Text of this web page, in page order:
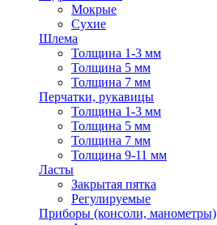
Мокрые
Сухие
Шлема
Толщина 1-3 мм
Толщина 5 мм
Толщина 7 мм
Перчатки, рукавицы
Толщина 1-3 мм
Толщина 5 мм
Толщина 7 мм
Толщина 9-11 мм
Ласты
Закрытая пятка
Регулируемые
Приборы (консоли, манометры)